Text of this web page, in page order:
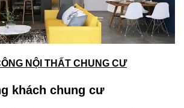
NỘI THẤT CHUNG CƯ
khách chung cư